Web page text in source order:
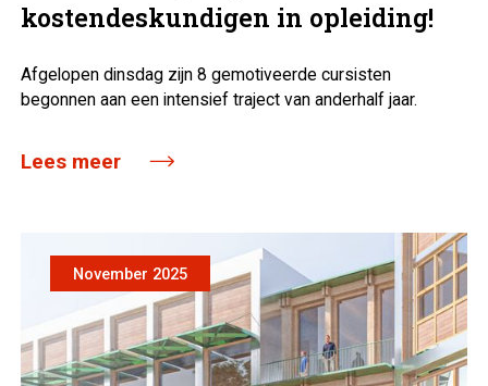
kostendeskundigen in opleiding!
Afgelopen dinsdag zijn 8 gemotiveerde cursisten
begonnen aan een intensief traject van anderhalf jaar.
Lees meer
November 2025